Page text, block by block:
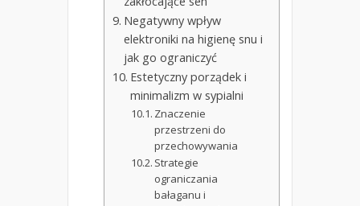
Negatywny wpływ
elektroniki na higienę snu i
jak go ograniczyć
Estetyczny porządek i
minimalizm w sypialni
Znaczenie
przestrzeni do
przechowywania
Strategie
ograniczania
bałaganu i